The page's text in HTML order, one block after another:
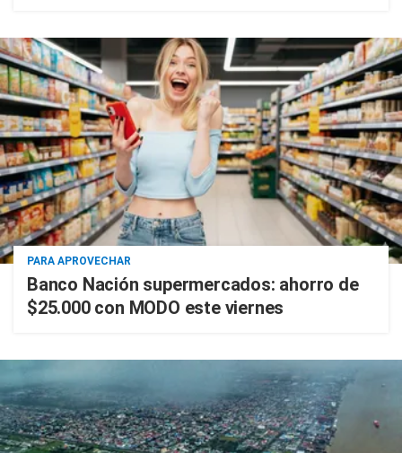
PARA APROVECHAR
Banco Nación supermercados: ahorro de
$25.000 con MODO este viernes